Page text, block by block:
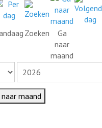
Zoeken
Ga
naar
maand
naar maand